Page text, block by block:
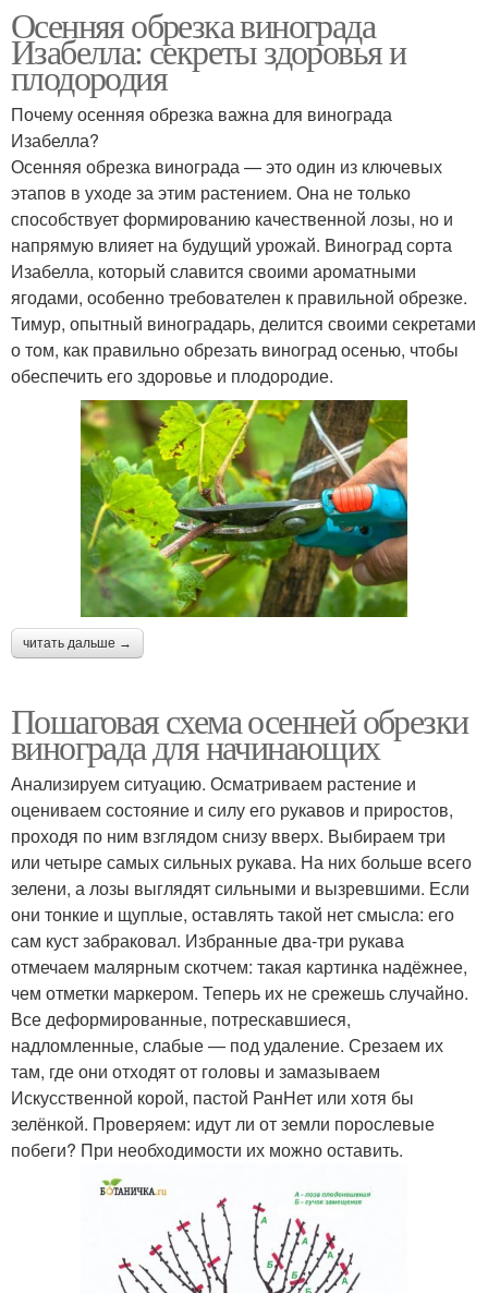
Осенняя обрезка винограда
Изабелла: секреты здоровья и
плодородия
Почему осенняя обрезка важна для винограда
Изабелла?
Осенняя обрезка винограда — это один из ключевых
этапов в уходе за этим растением. Она не только
способствует формированию качественной лозы, но и
напрямую влияет на будущий урожай. Виноград сорта
Изабелла, который славится своими ароматными
ягодами, особенно требователен к правильной обрезке.
Тимур, опытный виноградарь, делится своими секретами
о том, как правильно обрезать виноград осенью, чтобы
обеспечить его здоровье и плодородие.
читать дальше →
Пошаговая схема осенней обрезки
винограда для начинающих
Анализируем ситуацию. Осматриваем растение и
оцениваем состояние и силу его рукавов и приростов,
проходя по ним взглядом снизу вверх. Выбираем три
или четыре самых сильных рукава. На них больше всего
зелени, а лозы выглядят сильными и вызревшими. Если
они тонкие и щуплые, оставлять такой нет смысла: его
сам куст забраковал. Избранные два-три рукава
отмечаем малярным скотчем: такая картинка надёжнее,
чем отметки маркером. Теперь их не срежешь случайно.
Все деформированные, потрескавшиеся,
надломленные, слабые — под удаление. Срезаем их
там, где они отходят от головы и замазываем
Искусственной корой, пастой РанНет или хотя бы
зелёнкой. Проверяем: идут ли от земли порослевые
побеги? При необходимости их можно оставить.